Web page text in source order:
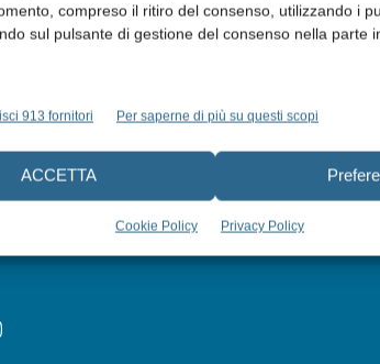
compreso il ritiro del consenso, utilizzando i
sul pulsante di gestione del consenso nella parte
913 fornitori Per saperne di più su questi scopi
ACCETTA
Cookie Policy Privacy Policy